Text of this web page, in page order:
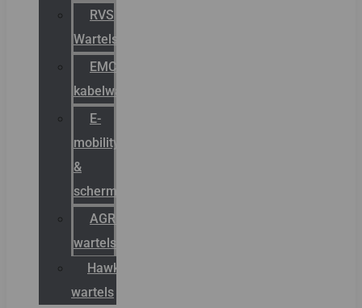
RVS
Wartels
EMC
kabelwartels
E-
mobility
&
schermstromen
AGRO
wartels
Hawke
wartels